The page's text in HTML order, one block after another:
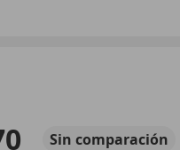
Sin comparación